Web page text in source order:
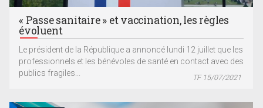
« Passe sanitaire » et vaccination, les règles
évoluent
Le président de la République a annoncé lundi 12 juillet que les
professionnels et les bénévoles de santé en contact avec des
publics fragiles...
TF 15/07/2021